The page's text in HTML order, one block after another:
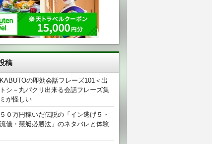
稿
の即効会話フレーズ101＜出
シ－丸パクリ出来る会話フレーズ集
が怪しい
０万円稼いだ伝説の「イン逃げ５・
儀・競艇必勝法」のネタバレと体験